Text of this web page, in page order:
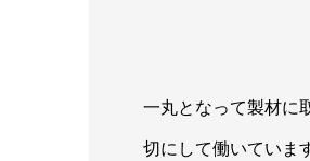
一丸となって製材に
切にして働いています